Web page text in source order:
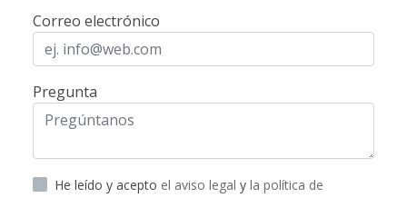
Correo electrónico
Pregunta
He leído y acepto el aviso legal y la política de